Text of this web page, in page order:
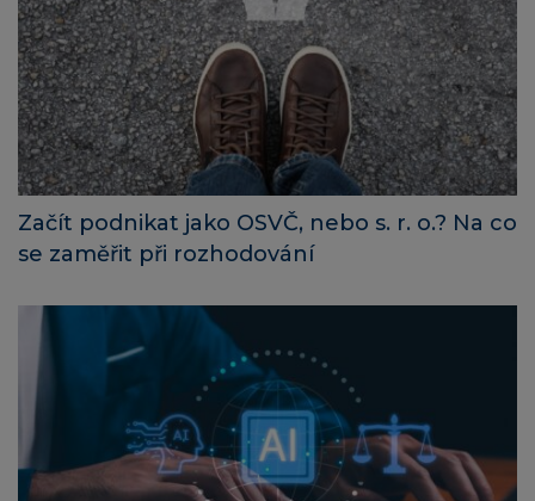
Začít podnikat jako OSVČ, nebo s. r. o.? Na co
se zaměřit při rozhodování